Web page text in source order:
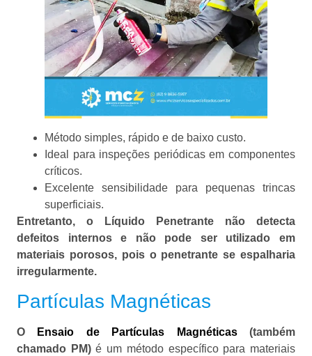
Método simples, rápido e de baixo custo.
Ideal para inspeções periódicas em componentes
críticos.
Excelente sensibilidade para pequenas trincas
superficiais.
Entretanto, o Líquido Penetrante não detecta
defeitos internos e não pode ser utilizado em
materiais porosos, pois o penetrante se espalharia
irregularmente.
Partículas Magnéticas
O Ensaio de Partículas Magnéticas(também
chamado PM)é um método específico para materiais